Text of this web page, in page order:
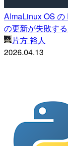
AlmaLinux OS
の更新が失敗す
片方 裕人
2026.04.13